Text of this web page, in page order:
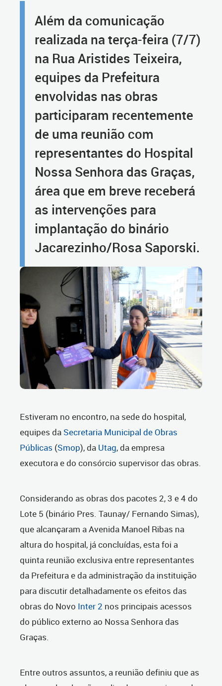
Além da comunicação
realizada na terça-feira (7/7)
na Rua Aristides Teixeira,
equipes da Prefeitura
envolvidas nas obras
participaram recentemente
de uma reunião com
representantes do Hospital
Nossa Senhora das Graças,
área que em breve receberá
as intervenções para
implantação do binário
Jacarezinho/Rosa Saporski.
Estiveram no encontro, na sede do hospital,
equipes da Secretaria Municipal de Obras
Públicas (Smop), da Utag, da empresa
executora e do consórcio supervisor das obras.
Considerando as obras dos pacotes 2, 3 e 4 do
Lote 5 (binário Pres. Taunay/ Fernando Simas),
que alcançaram a Avenida Manoel Ribas na
altura do hospital, já concluídas, esta foi a
quinta reunião exclusiva entre representantes
da Prefeitura e da administração da instituição
para discutir detalhadamente os efeitos das
obras do Novo Inter 2 nos principais acessos
do público externo ao Nossa Senhora das
Graças.
Entre outros assuntos, a reunião definiu que as